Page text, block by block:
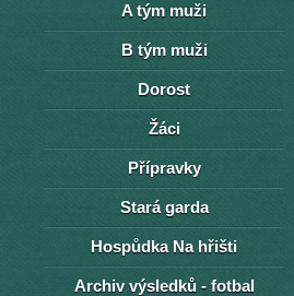
A tým muži
B tým muži
Dorost
Žáci
Přípravky
Stará garda
Hospůdka Na hřišti
Archiv výsledků - fotbal